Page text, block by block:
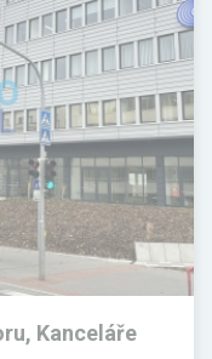
Kanceláře